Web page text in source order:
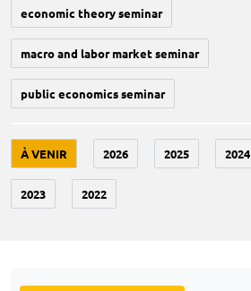
economic theory seminar
macro and labor market seminar
public economics seminar
À VENIR 2026 2025 2024
2023 2022